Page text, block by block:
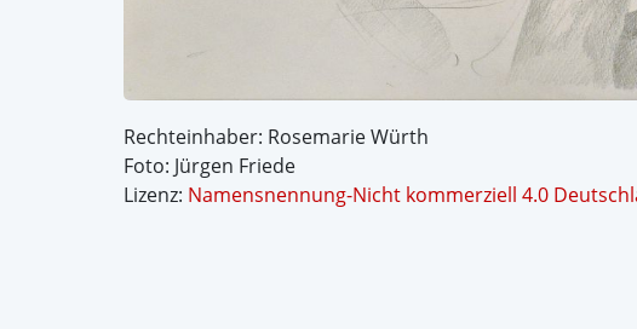
Rechteinhaber: Rosemarie Würth
Foto: Jürgen Friede
Lizenz: Namensnennung-Nicht kommerziell 4.0